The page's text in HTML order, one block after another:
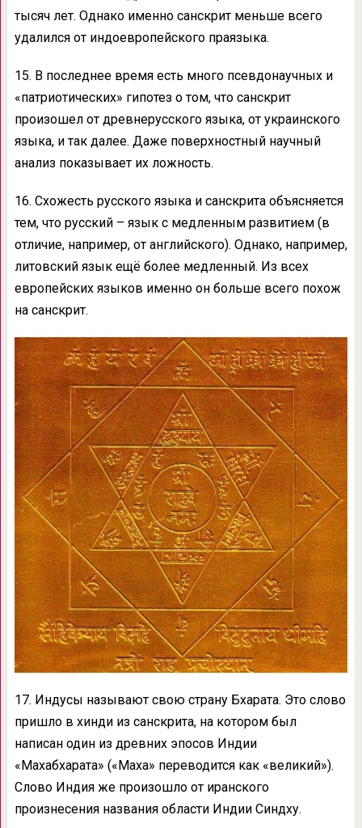
тысяч лет. Однако именно санскрит меньше всего
удалился от индоевропейского праязыка.
15. В последнее время есть много псевдонаучных и
«патриотических» гипотез о том, что санскрит
произошел от древнерусского языка, от украинского
языка, и так далее. Даже поверхностный научный
анализ показывает их ложность.
16. Схожесть русского языка и санскрита объясняется
тем, что русский – язык с медленным развитием (в
отличие, например, от английского). Однако, например,
литовский язык ещё более медленный. Из всех
европейских языков именно он больше всего похож
на санскрит.
17. Индусы называют свою страну Бхарата. Это слово
пришло в хинди из санскрита, на котором был
написан один из древних эпосов Индии
«Махабхарата» («Маха» переводится как «великий»).
Слово Индия же произошло от иранского
произнесения названия области Индии Синдху.